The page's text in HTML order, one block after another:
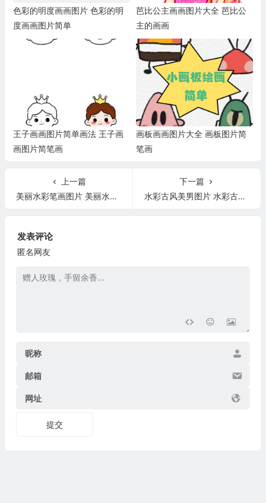
色彩的明度画画图片 色彩的明
度画画图片简单
芭比公主画画图片大全 芭比公
主的画画
王子画画图片简单画法 王子画
画图片简笔画
画板画画图片大全 画板图片简
笔画
上一篇
美丽水彩笔画图片 美丽水彩笔画图片简单
下一篇
水彩古风美男图片 水彩古风美男图片高清
发表评论
匿名网友
昵称
邮箱
网址
提交